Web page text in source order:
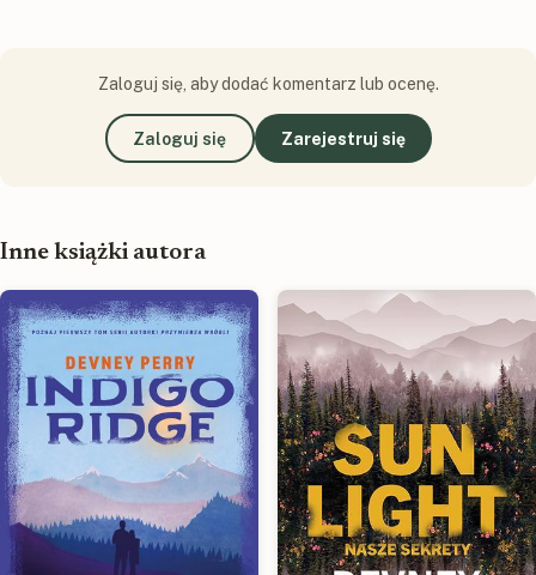
Zaloguj się, aby dodać komentarz lub ocenę.
Zaloguj się Zarejestruj się
Inne książki autora